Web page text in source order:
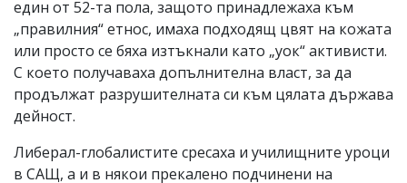
един от 52-та пола, защото принадлежаха към
„правилния“ етнос, имаха подходящ цвят на кожата
или просто се бяха изтъкнали като „уок“ активисти.
С което получаваха допълнителна власт, за да
продължат разрушителната си към цялата държава
дейност.
Либерал-глобалистите сресаха и училищните уроци
в САЩ, а и в някои прекалено подчинени на